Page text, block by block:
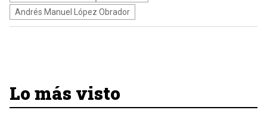
Andrés Manuel López Obrador
Lo más visto